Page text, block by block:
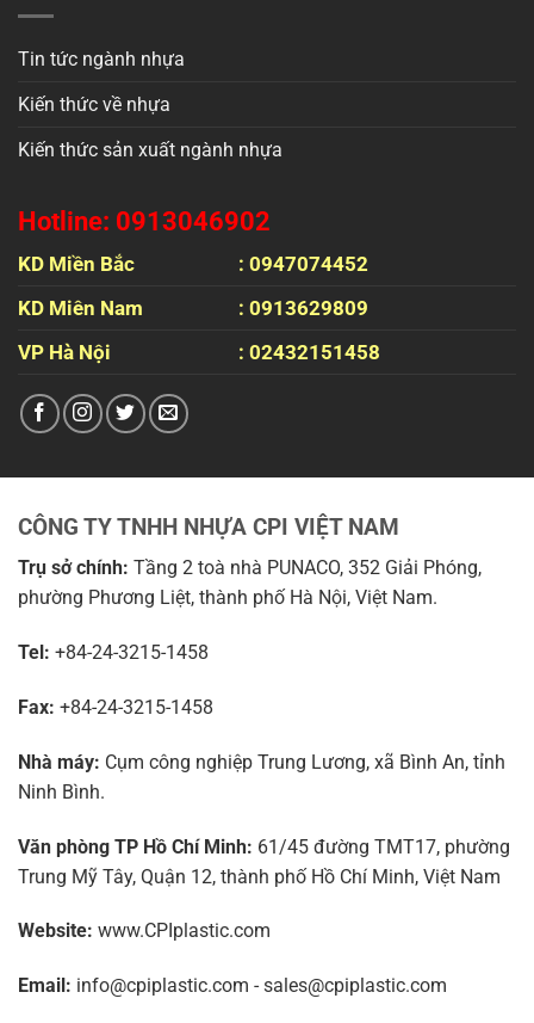
Tin tức ngành nhựa
Kiến thức về nhựa
Kiến thức sản xuất ngành nhựa
Hotline: 0913046902
KD Miền Bắc
: 0947074452
KD Miên Nam
: 0913629809
VP Hà Nội
: 02432151458
CÔNG TY TNHH NHỰA CPI VIỆT NAM
Trụ sở chính: Tầng 2 toà nhà PUNACO, 352 Giải Phóng,
phường Phương Liệt, thành phố Hà Nội, Việt Nam.
Tel: +84-24-3215-1458
Fax: +84-24-3215-1458
Nhà máy: Cụm công nghiệp Trung Lương, xã Bình An, tỉnh
Ninh Bình.
Văn phòng TP Hồ Chí Minh: 61/45 đường TMT17, phường
Trung Mỹ Tây, Quận 12, thành phố Hồ Chí Minh, Việt Nam
Website: www.CPIplastic.com
Email: info@cpiplastic.com - sales@cpiplastic.com